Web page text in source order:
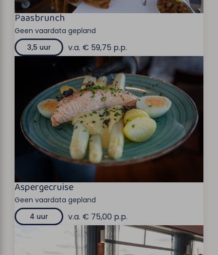
Paasbrunch
Geen vaardata gepland
3,5 uur
v.a. € 59,75 p.p.
Aspergecruise
Geen vaardata gepland
4 uur
v.a. € 75,00 p.p.